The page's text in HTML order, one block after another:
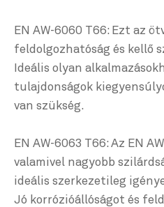
EN AW-6060 T66: Ezt az
feldolgozhatóság és kellő
Ideális olyan
tulajdonságok
van szükség.
EN AW-6063 T66: Az EN
valamivel nagyobb
ideális szerkezetileg
Jó korrózióállóságot és